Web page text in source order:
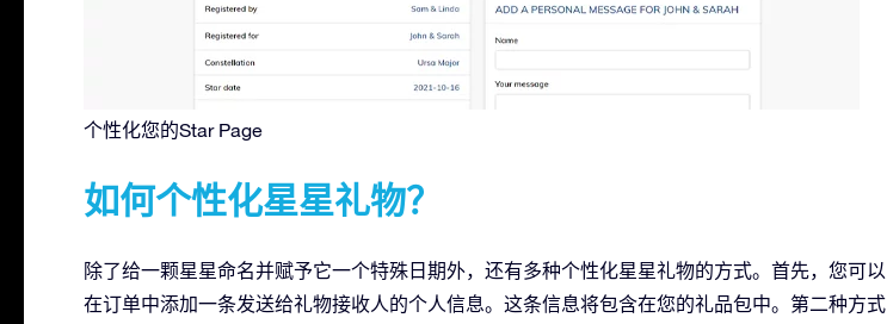
个性化您的Star Page
如何个性化星星礼物？
除了给一颗星星命名并赋予它一个特殊日期外，还有多种个性化星星礼物的方式。首先，您可以
在订单中添加一条发送给礼物接收人的个人信息。这条信息将包含在您的礼品包中。第二种方式